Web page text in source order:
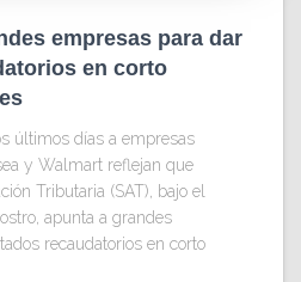
empresas para dar
en corto
últimos días a empresas
y Walmart reflejan que
Tributaria (SAT), bajo el
apunta a grandes
recaudatorios en corto